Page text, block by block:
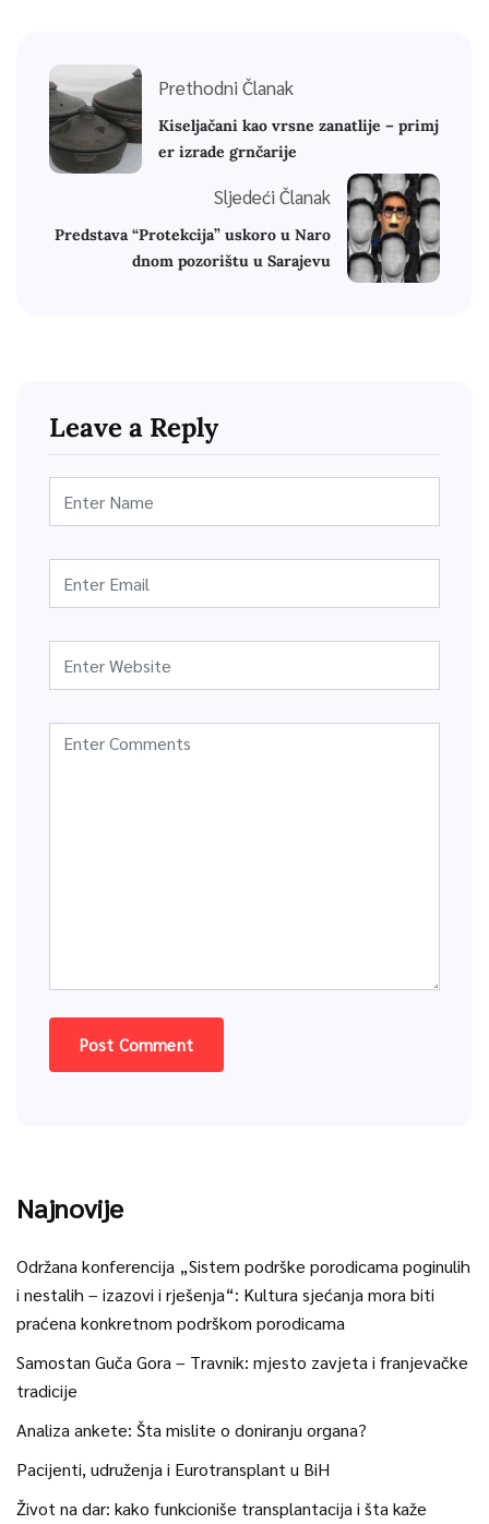
Prethodni Članak
Kiseljačani kao vrsne zanatlije – primj
er izrade grnčarije
Sljedeći Članak
Predstava “Protekcija” uskoro u Naro
dnom pozorištu u Sarajevu
Leave a Reply
Najnovije
Održana konferencija „Sistem podrške porodicama poginulih
i nestalih – izazovi i rješenja“: Kultura sjećanja mora biti
praćena konkretnom podrškom porodicama
Samostan Guča Gora – Travnik: mjesto zavjeta i franjevačke
tradicije
Analiza ankete: Šta mislite o doniranju organa?
Pacijenti, udruženja i Eurotransplant u BiH
Život na dar: kako funkcioniše transplantacija i šta kaže